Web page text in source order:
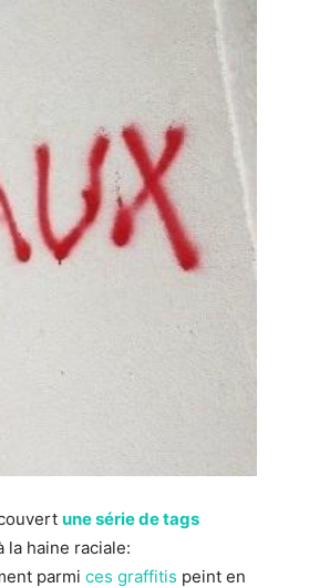
une série de tags
la haine raciale:
parmi ces graffitis peint en